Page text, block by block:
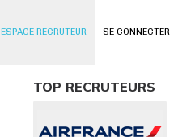
SE CONNECTER
ESPACE RECRUTEUR
TOP RECRUTEURS